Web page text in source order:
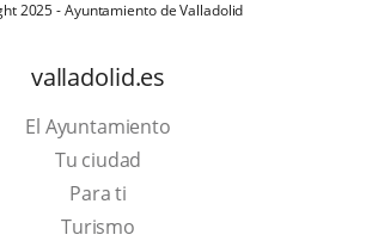
2025 - Ayuntamiento de Valladolid
valladolid.es
El Ayuntamiento
Tu ciudad
Para ti
TurismoThis